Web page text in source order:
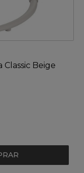
Classic Beige